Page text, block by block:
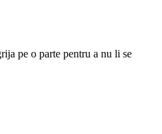
pe o parte pentru a nu li se